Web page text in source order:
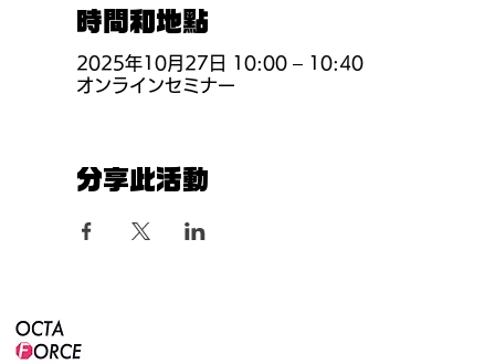
時間和地點
2025年10月27日 10:00 – 10:40
オンラインセミナー
分享此活動